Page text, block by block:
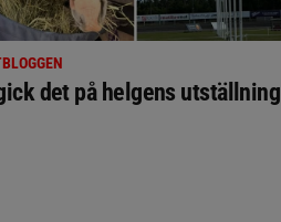
det på helgens utställning